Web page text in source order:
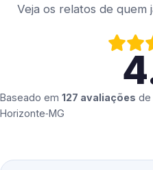
Veja os relatos de quem
Baseado em 127 avaliações de
Horizonte‑MG